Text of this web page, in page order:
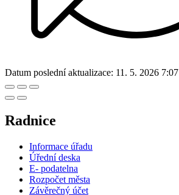
Datum poslední aktualizace: 11. 5. 2026 7:07
Radnice
Informace úřadu
Úřední deska
E- podatelna
Rozpočet města
Závěrečný účet